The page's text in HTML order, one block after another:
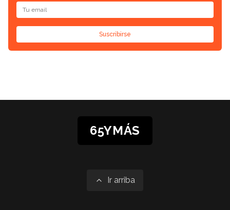
Suscribirse
65YMÁS
Ir arriba